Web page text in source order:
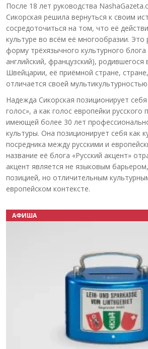
После 18 лет руководства
Сикорская решила вернуться к своим
сосредоточиться на том, что её
культуре во всём её многообразии.
форму трёхязычного культурного блога
английский, французский),
Швейцарии, её приёмной стране,
отличается своей
Надежда Сикорская позиционирует себя
голос», а как голос европейки русского
имеющей более 30 лет
культуры. Она позиционирует себя как
посредника между русскими и
название её блога «Русский акцент»
акцент является не языковым
позицией, но отличительным
европейском контексте.
АФИША